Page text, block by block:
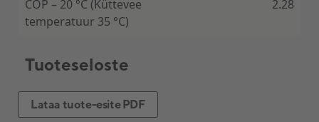
COP – 20 °C (Küttevee
temperatuur 35 °C)
2.28
Tuoteseloste
Lataa tuote-esite PDF